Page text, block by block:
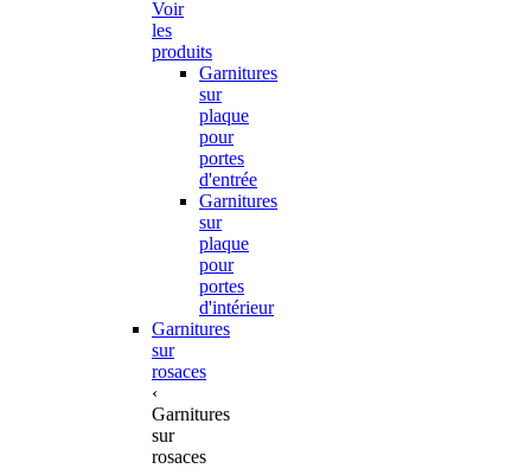
Voir
les
produits
Garnitures
sur
plaque
pour
portes
d'entrée
Garnitures
sur
plaque
pour
portes
d'intérieur
Garnitures
sur
rosaces
‹
Garnitures
sur
rosaces